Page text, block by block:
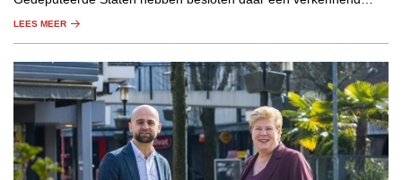
niet om concrete maatregelen.
LEES MEER